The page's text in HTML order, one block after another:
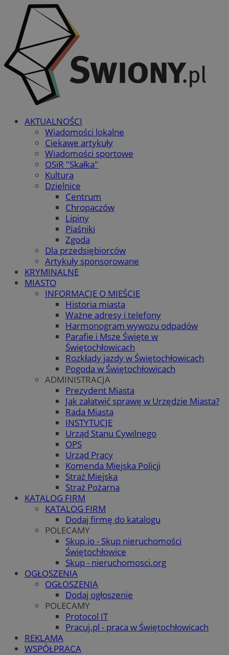
AKTUALNOŚCI
Wiadomości lokalne
Ciekawe artykuły
Wiadomości sportowe
OSiR "Skałka"
Kultura
Dzielnice
Centrum
Chropaczów
Lipiny
Piaśniki
Zgoda
Dla przedsiębiorców
Artykuły sponsorowane
KRYMINALNE
MIASTO
INFORMACJE O MIEŚCIE
Historia miasta
Ważne adresy i telefony
Harmonogram wywozu odpadów
Parafie i Msze Święte w
Świętochłowicach
Rozkłady jazdy w Świętochłowicach
Pogoda w Świętochłowicach
ADMINISTRACJA
Prezydent Miasta
Jak załatwić sprawę w Urzędzie Miasta?
Rada Miasta
INSTYTUCJE
Urząd Stanu Cywilnego
OPS
Urząd Pracy
Komenda Miejska Policji
Straż Miejska
Straż Pożarna
KATALOG FIRM
KATALOG FIRM
Dodaj firmę do katalogu
POLECAMY
Skup.io - Skup nieruchomości
Świętochłowice
Skup - nieruchomosci.org
OGŁOSZENIA
OGŁOSZENIA
Dodaj ogłoszenie
POLECAMY
Protocol IT
Pracuj.pl - praca w Świętochłowicach
REKLAMA
WSPÓŁPRACA